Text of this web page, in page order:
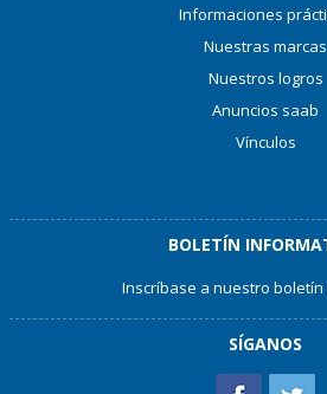
Informaciones
Nuestras marcas
Nuestros logros
Anuncios saab
Vínculos
BOLETÍN
Inscríbase a nuestro
SÍGANOS